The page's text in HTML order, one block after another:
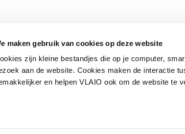
maken gebruik van cookies op deze website
zijn kleine bestandjes die op je computer,
aan de website. Cookies maken de interactie
en helpen VLAIO ook om de website te